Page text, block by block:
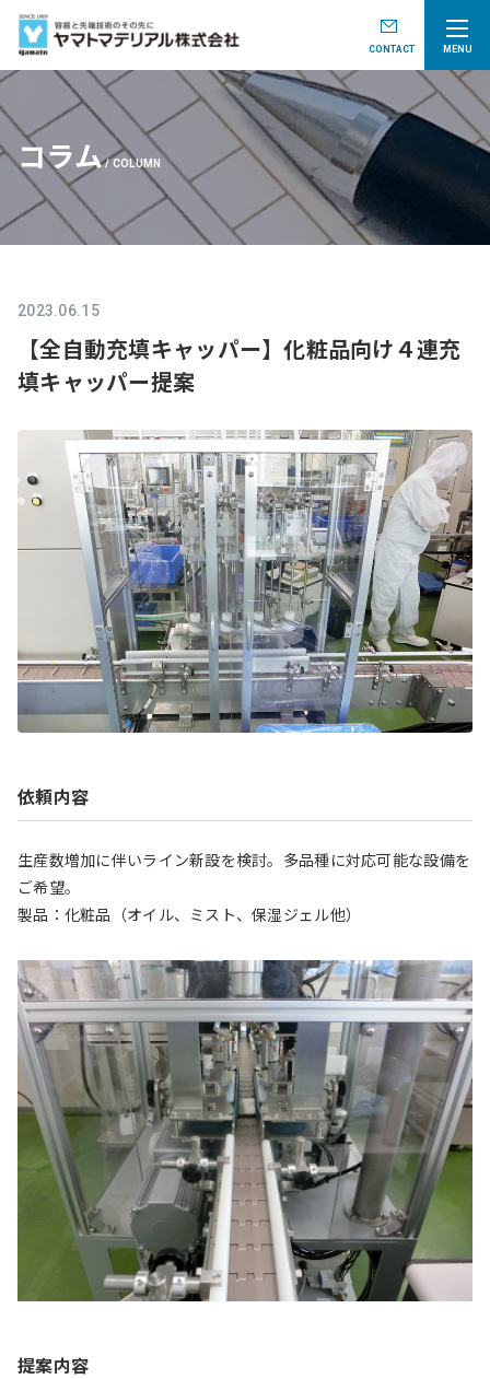
CONTACT MENU
コラム COLUMN
2023.06.15
【全自動充填キャッパー】化粧品向け４連充
填キャッパー提案
依頼内容
生産数増加に伴いライン新設を検討。多品種に対応可能な設備を
ご希望。
製品：化粧品（オイル、ミスト、保湿ジェル他）
提案内容